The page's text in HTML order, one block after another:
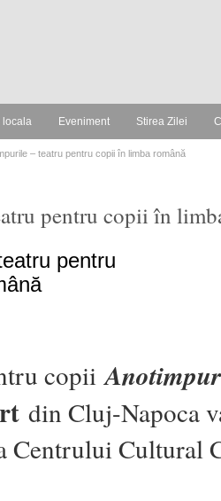
locala Eveniment Stirea Zilei
– teatru pentru copii în limba română
pentru copii în
copii
din Cluj-Napoca
Centrului Cultural